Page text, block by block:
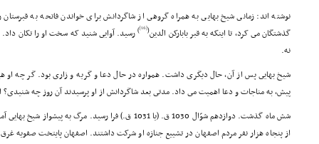
نوشته اند: زمانى شیخ بهایى به همراه گروهى از شاگردانش براى خواندن فاتحه به
گذشتگان مى کرد، تا اینکه به قبر بابارکن الدین(
[16]
)رسید. آوایى شنید که سخت او را تکان
نه.
شیخ بهایى پس از آن، حال دیگرى داشت. همواره در حال دعا و گریه و زارى بود. گر چه او
پیش، به مناجات و دعا اهمیت مى داد. مدتى بعد شاگردانش از او پرسیدند آن روز چه
شش ماه گذشت. دوازدهم شوّال 1030 ق. (یا 1031 ق.) فرا رسید.
از پنجاه هزار نفر مردم اصفهان در تشییع جنازه او شرکت داشتند. اصفهان پایتخت صفویه